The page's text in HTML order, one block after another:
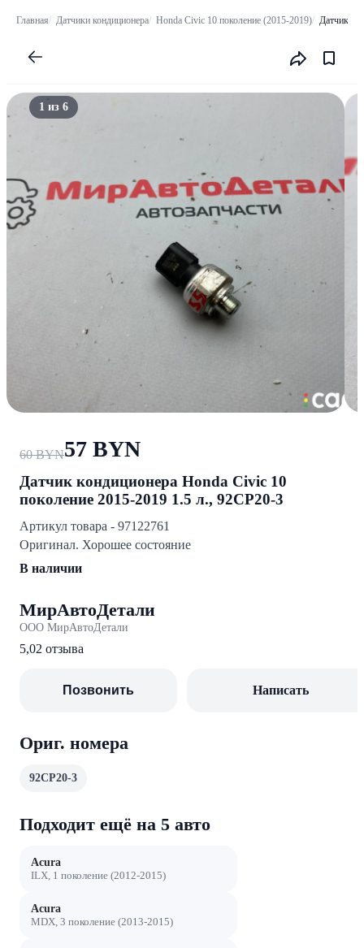
Главная Датчики кондиционера Honda Civic 10 поколение (2015-2019) Датчик
1 из 6
60 BYN57 BYN
Датчик кондиционера Honda Civic 10
поколение 2015-2019 1.5 л., 92CP20-3
Артикул товара - 97122761
Оригинал. Хорошее состояние
В наличии
МирАвтоДетали
ООО МирАвтоДетали
5,02 отзыва
Позвонить Написать
Ориг. номера
92CP20-3
Подходит ещё на 5 авто
Acura
ILX, 1 поколение (2012-2015)
Acura
MDX, 3 поколение (2013-2015)